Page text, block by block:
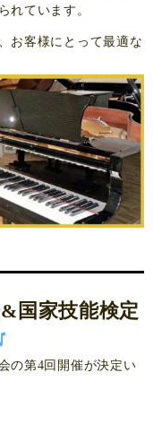
れています。
お客様にとって最適な
国家技能検定
の第4回開催が決定い